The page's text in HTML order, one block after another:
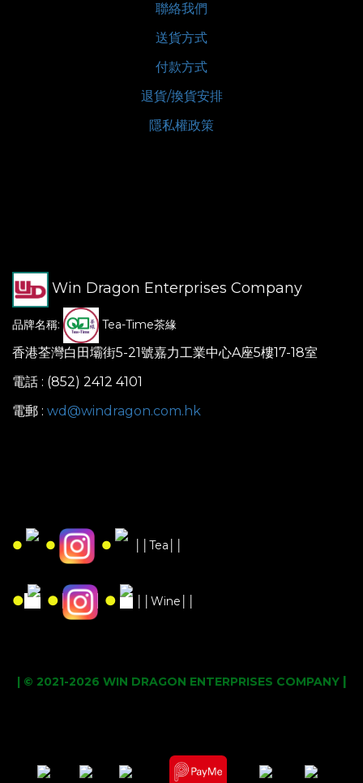
聯絡我們
送貨方式
付款方式
退貨/換貨安排
隱私權政策
Win Dragon Enterprises Company
品牌名稱: Tea-Time茶緣
香港荃灣白田壩街5-21號嘉力工業中心A座5樓17-18室
電話 : (852) 2412 4101
電郵 : wd@windragon.com.hk
● ● ● ││Tea││
● ● ● ││Wine││
| © 2021-2026 WIN DRAGON ENTERPRISES COMPANY |